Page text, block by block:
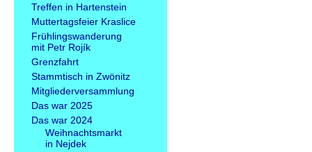
Navigation
überspringen
Treffen in Hartenstein
Muttertagsfeier Kraslice
Frühlingswanderung
mit Petr Rojík
Grenzfahrt
Stammtisch in Zwönitz
Mitgliederversammlung
Das war 2025
Das war 2024
Weihnachtsmarkt
in Nejdek